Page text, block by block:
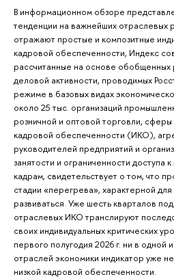
В информационном обзоре
тенденции на важнейших отраслевых
отражают простые и композитные
кадровой обеспеченности, Индекс
рассчитанные на основе обобщенных
деловой активности, проводимых
режиме в базовых видах
около 25 тыс. организаций
розничной и оптовой торговли,
кадровой обеспеченности (ИКО),
руководителей предприятий и
занятости и ограниченности доступа
кадрам, свидетельствует о том, что
стадии «перегрева», характерной
развиваться. Уже шесть кварталов
отраслевых ИКО транслируют
своих индивидуальных критических
первого полугодия 2026 г. ни в одной
отраслей экономики индикатор уже
низкой кадровой обеспеченности.